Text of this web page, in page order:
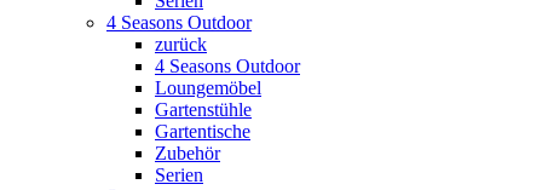
4 Seasons Outdoor
zurück
4 Seasons Outdoor
Loungemöbel
Gartenstühle
Gartentische
Zubehör
Serien